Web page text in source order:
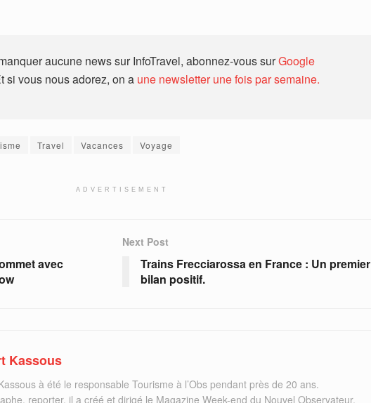
aucune news sur InfoTravel, abonnez-vous surGoogle
si vous nous adorez, on a une newsletter une fois par semaine.
Travel Vacances Voyage
ADVERTISEMENT
avec
Next Post
Trains Frecciarossa en France : Un premier
bilan positif.
Kassous
à été le responsable Tourisme à l’Obs pendant près de 20 ans.
reporter, il a créé et dirigé le Magazine Week-end du Nouvel Observateur.